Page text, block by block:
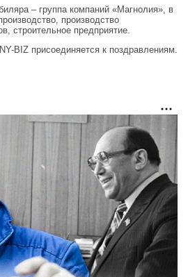
– группа компаний «Магнолия», в
производство
строительное предприятие.
BIZ присоединяется к поздравлениям.